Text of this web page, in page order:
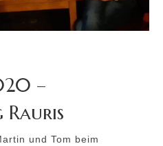
–
Rauris
und Tom beim